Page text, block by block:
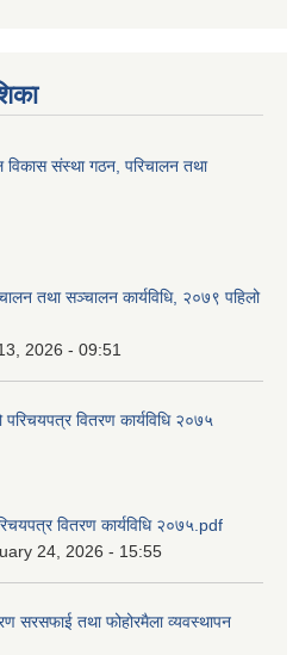
विकास संस्था गठन, परिचालन तथा
तथा सञ्चालन कार्यविधि, २०७९ पहिलो
2026 - 09:51
वितरण कार्यविधि २०७५
वितरण कार्यविधि २०७५.pdf
24, 2026 - 15:55
सरसफाई तथा फोहोरमैला व्यवस्थापन